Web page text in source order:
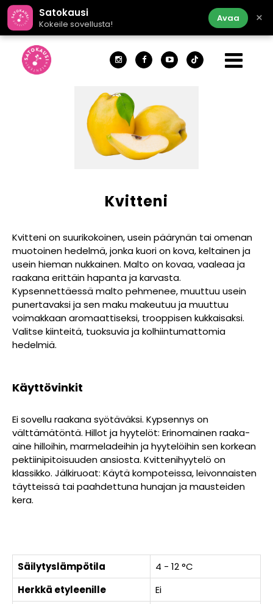
Satokausi
Kokeile sovellusta!
Avaa ×
Kvitteni
Kvitteni on suurikokoinen, usein päärynän tai omenan
muotoinen hedelmä, jonka kuori on kova, keltainen ja
usein hieman nukkainen. Malto on kovaa, vaaleaa ja
raakana erittäin hapanta ja karvasta.
Kypsennettäessä malto pehmenee, muuttuu usein
punertavaksi ja sen maku makeutuu ja muuttuu
voimakkaan aromaattiseksi, trooppisen kukkaisaksi.
Valitse kiinteitä, tuoksuvia ja kolhiintumattomia
hedelmiä.
Käyttövinkit
Ei sovellu raakana syötäväksi. Kypsennys on
välttämätöntä. Hillot ja hyytelöt: Erinomainen raaka-
aine hilloihin, marmeladeihin ja hyytelöihin sen korkean
pektiinipitoisuuden ansiosta. Kvittenihyytelö on
klassikko. Jälkiruoat: Käytä kompoteissa, leivonnaisten
täytteissä tai paahdettuna hunajan ja mausteiden
kera.
Säilytyslämpötila
4 - 12 °C
Herkkä etyleenille
Ei